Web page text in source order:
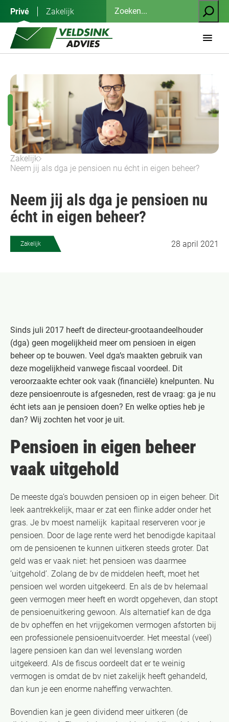
inhoud
Privé Zakelijk
Zoeken
Zakelijk
Neem jij als dga je pensioen nu écht in eigen beheer?
Neem jij als dga je pensioen nu
écht in eigen beheer?
Zakelijk 28 april 2021
Sinds juli 2017 heeft de directeur-grootaandeelhouder
(dga) geen mogelijkheid meer om pensioen in eigen
beheer op te bouwen. Veel dga’s maakten gebruik van
deze mogelijkheid vanwege fiscaal voordeel. Dit
veroorzaakte echter ook vaak (financiële) knelpunten. Nu
deze pensioenroute is afgesneden, rest de vraag: ga je nu
écht iets aan je pensioen doen? En welke opties heb je
dan? Wij zochten het voor je uit.
Pensioen in eigen beheer
vaak uitgehold
De meeste dga’s bouwden pensioen op in eigen beheer. Dit
leek aantrekkelijk, maar er zat een flinke adder onder het
gras. Je bv moest namelijk kapitaal reserveren voor je
pensioen. Door de lage rente werd het benodigde kapitaal
om de pensioenen te kunnen uitkeren steeds groter. Dat
geld was er vaak niet: het pensioen was daarmee
‘uitgehold’. Zolang de bv de middelen heeft, moet het
pensioen wel worden uitgekeerd. En als de bv helemaal
geen vermogen meer heeft en wordt opgeheven, dan stopt
de pensioenuitkering gewoon. Als alternatief kan de dga
de bv opheffen en het vrijgekomen vermogen afstorten bij
een professionele pensioenuitvoerder. Het meestal (veel)
lagere pensioen kan dan wel levenslang worden
uitgekeerd. Als de fiscus oordeelt dat er te weinig
vermogen is omdat de bv niet zakelijk heeft gehandeld,
dan kun je een enorme naheffing verwachten.
Bovendien kan je geen dividend meer uitkeren (de